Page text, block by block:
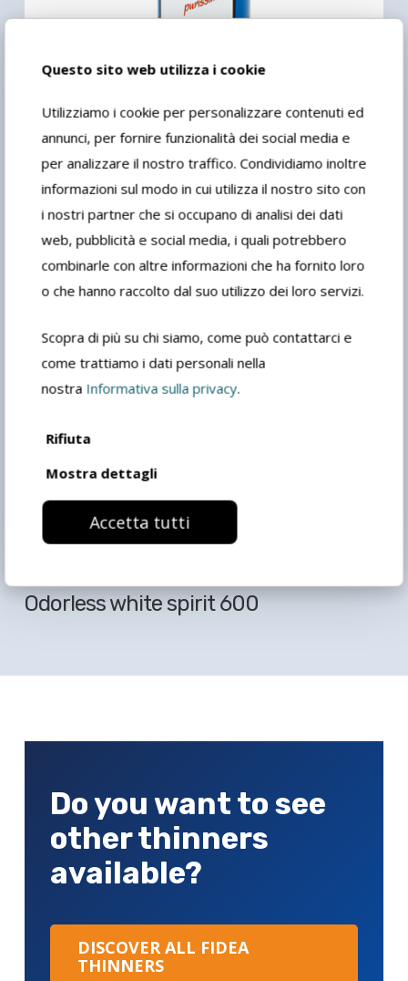
Questo sito web utilizza i cookie
Utilizziamo i cookie per personalizzare contenuti ed
annunci, per fornire funzionalità dei social media e
per analizzare il nostro traffico. Condividiamo inoltre
informazioni sul modo in cui utilizza il nostro sito con
i nostri partner che si occupano di analisi dei dati
web, pubblicità e social media, i quali potrebbero
combinarle con altre informazioni che ha fornito loro
o che hanno raccolto dal suo utilizzo dei loro servizi.
Scopra di più su chi siamo, come può contattarci e
come trattiamo i dati personali nella
nostra Informativa sulla privacy.
Rifiuta
Mostra dettagli
Accetta tutti
Pure turpentine essence
Odorless white spirit 600
Do you want to see
other thinners
available?
DISCOVER ALL FIDEA
THINNERS